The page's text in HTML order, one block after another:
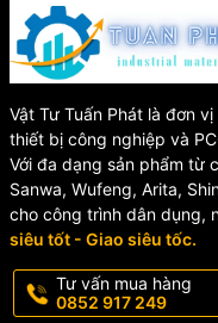
Vật Tư Tuấn Phát là đơn
thiết bị công nghiệp và
Với đa dạng sản phẩm từ
Sanwa, Wufeng, Arita,
cho công trình dân dụng,
siêu tốt - Giao siêu tốc.
Tư vấn mua hàng
0852 917 249